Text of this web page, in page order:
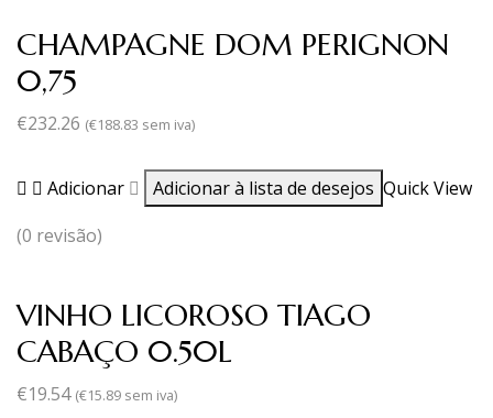
CHAMPAGNE DOM PERIGNON
0,75
€232.26 (€188.83 sem iva)
Adicionar Adicionar à lista de desejos Quick View
(0 revisão)
VINHO LICOROSO TIAGO
CABAÇO 0.50L
€19.54 (€15.89 sem iva)